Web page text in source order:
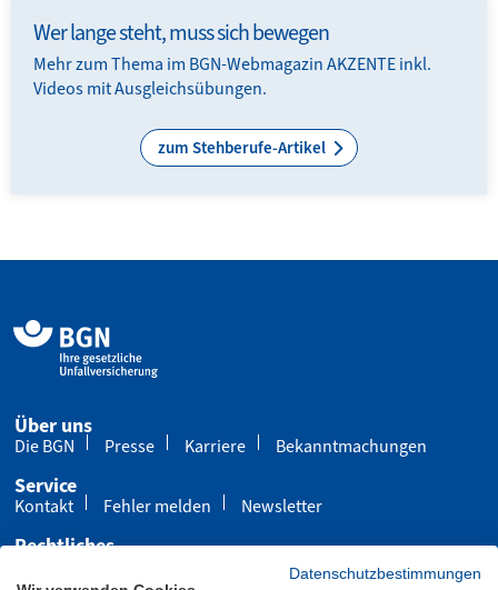
Wer lange steht, muss sich bewegen
Mehr zum Thema im BGN-Webmagazin AKZENTE inkl.
Videos mit Ausgleichsübungen.
zum Stehberufe-Artikel
Über uns
Die BGN Presse Karriere Bekanntmachungen
Service
Kontakt Fehler melden Newsletter
Rechtliches
CookiesDatenschutzbestimmungen